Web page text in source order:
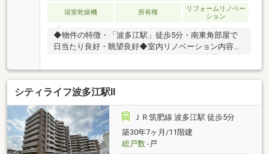
浴室乾燥機 所有権
リフォームリノベー
ション
◆物件の特徴・「波多江駅」徒歩5分・南東角部屋で
日当たり良好・眺望良好◆室内リノベーション内容〇
室〈ユニットバス・1418〉〇洗面室〈シャワー付洗面
化粧台・防水パン〉〇トイレ〈温水洗浄便座付トイ
レ〉〇給湯設備〈給湯器・マルチリモコン付〉〇配管
〈給湯、排水管(専有部分)・給水管(専有部内飛込みよ
り)〉〇エアコン〈洋室1〉〇エアコン先行配管〈洋室
4〉〇共通〈建具、床：フローリング(遮音等級LL45、
LDK洋室、廊下)、フロアタイル(玄関、洗面室、トイ
レ)、壁天井：クロス貼、室内クリーニング〉〇2026
シティライフ波多江駅Ⅱ
ＪＲ筑肥線 波多江駅 徒歩5分
築30年7ヶ月/11階建
総戸数-戸